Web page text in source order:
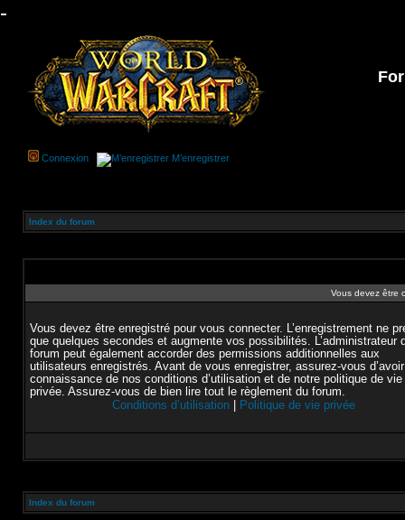
-
Connexion M’enregistrer
Index du forum
Vous devez être
Vous devez être enregistré pour vous connecter. L’enregistrement ne
que quelques secondes et augmente vos possibilités. L’administrateur
forum peut également accorder des permissions additionnelles aux
utilisateurs enregistrés. Avant de vous enregistrer, assurez-vous
connaissance de nos conditions d’utilisation et de notre politique de vie
privée. Assurez-vous de bien lire tout le règlement du forum.
Conditions d’utilisation
Politique de vie privée
Index du forum